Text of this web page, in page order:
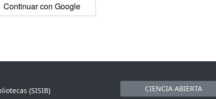
Continuar con Google
(SISIB)
CIENCIA ABIERTA